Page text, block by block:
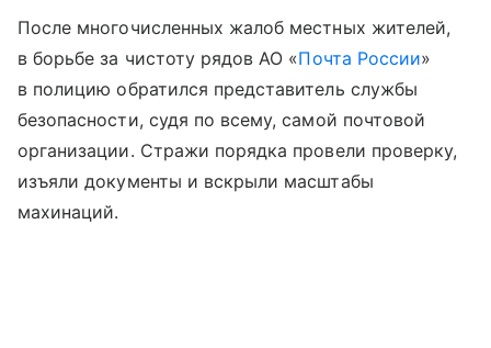
После многочисленных жалоб местных жителей,
в борьбе за чистоту рядов АО «Почта России»
в полицию обратился представитель службы
безопасности, судя по всему, самой почтовой
организации. Стражи порядка провели проверку,
изъяли документы и вскрыли масштабы
махинаций.